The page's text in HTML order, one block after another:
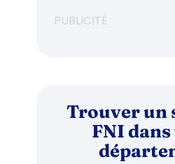
PUBLICITÉ
Trouver un
FNI